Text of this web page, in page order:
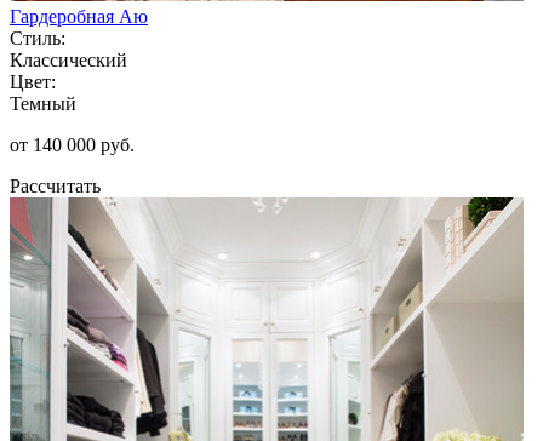
Гардеробная Аю
Стиль:
Классический
Цвет:
Темный
от 140 000 руб.
Рассчитать